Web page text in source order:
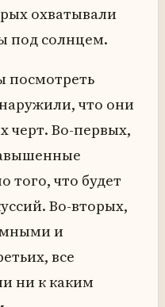
охватывали
под солнцем.
посмотреть
что они
черт. Во-первых,
того, что будет
Во-вторых,
и
все
ни к каким